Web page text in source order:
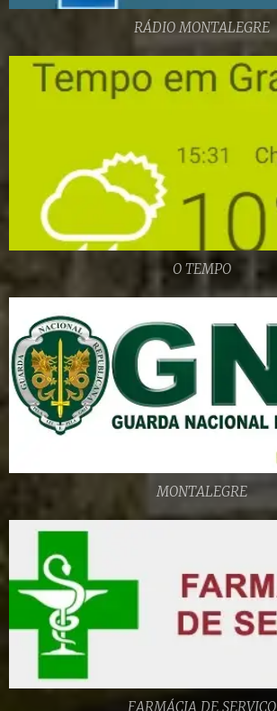
RÁDIO MONTALEGRE
O TEMPO
MONTALEGRE
FARMÁCIA DE SERVIÇO